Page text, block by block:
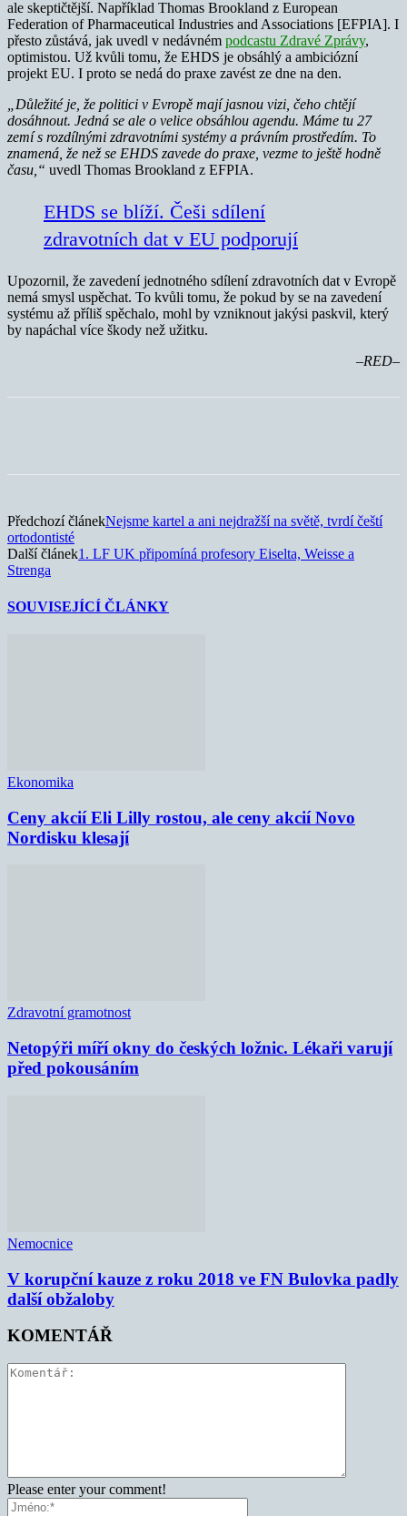
ale skeptičtější. Například Thomas Brookland z European
Federation of Pharmaceutical Industries and Associations [EFPIA]. I
přesto zůstává, jak uvedl v nedávném podcastu Zdravé Zprávy,
optimistou. Už kvůli tomu, že EHDS je obsáhlý a ambiciózní
projekt EU. I proto se nedá do praxe zavést ze dne na den.
„Důležité je, že politici v Evropě mají jasnou vizi, čeho chtějí
dosáhnout. Jedná se ale o velice obsáhlou agendu. Máme tu 27
zemí s rozdílnými zdravotními systémy a právním prostředím. To
znamená, že než se EHDS zavede do praxe, vezme to ještě hodně
času,“ uvedl Thomas Brookland z EFPIA.
EHDS se blíží. Češi sdílení
zdravotních dat v EU podporují
Upozornil, že zavedení jednotného sdílení zdravotních dat v Evropě
nemá smysl uspěchat. To kvůli tomu, že pokud by se na zavedení
systému až příliš spěchalo, mohl by vzniknout jakýsi paskvil, který
by napáchal více škody než užitku.
–RED–
Předchozí článekNejsme kartel a ani nejdražší na světě, tvrdí čeští
ortodontisté
Další článek1. LF UK připomíná profesory Eiselta, Weisse a
Strenga
SOUVISEJÍCÍ ČLÁNKY
Ekonomika
Ceny akcií Eli Lilly rostou, ale ceny akcií Novo
Nordisku klesají
Zdravotní gramotnost
Netopýři míří okny do českých ložnic. Lékaři varují
před pokousáním
Nemocnice
V korupční kauze z roku 2018 ve FN Bulovka padly
další obžaloby
KOMENTÁŘ
Please enter your comment!